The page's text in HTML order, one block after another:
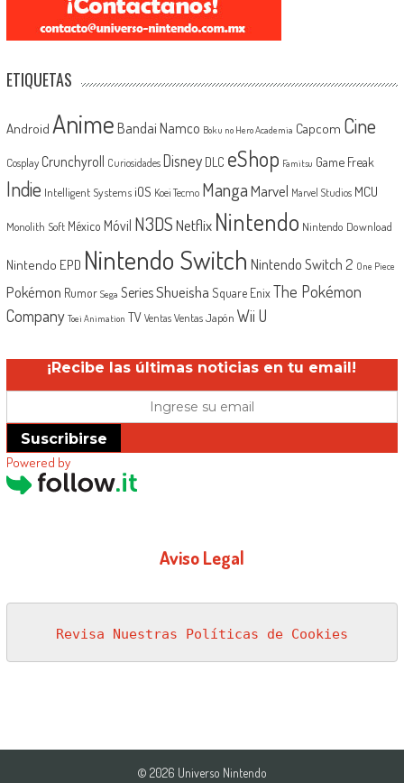
ETIQUETAS
Android Anime Bandai Namco Boku no Hero Academia Capcom Cine
Cosplay Crunchyroll Curiosidades Disney DLC eShop Famitsu Game Freak
Indie Intelligent Systems iOS Koei Tecmo MangaMarvel Marvel Studios MCU
Monolith Soft México Móvil N3DSNetflix Nintendo Nintendo Download
Nintendo EPD Nintendo Switch Nintendo Switch 2 One Piece
Pokémon Rumor Sega SeriesShueisha Square EnixThe Pokémon
Company Toei Animation TV Ventas Ventas Japón Wii U
¡Recibe las últimas noticias en tu email!
Suscribirse
Powered by
Aviso Legal
Revisa Nuestras Políticas de Cookies
© 2026 Universo Nintendo